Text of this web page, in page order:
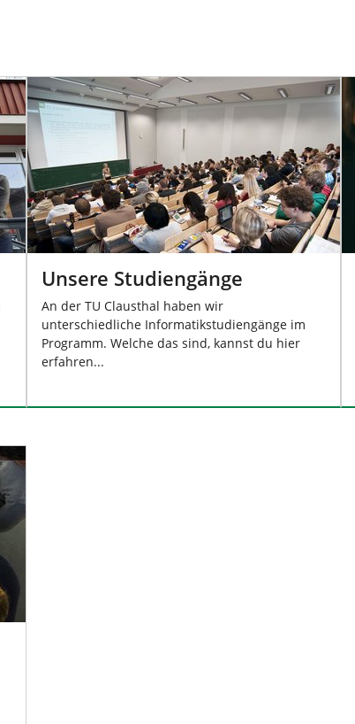
Unsere Studiengänge
An der TU Clausthal haben wir
unterschiedliche Informatikstudiengänge im
Programm. Welche das sind, kannst du hier
erfahren...